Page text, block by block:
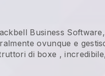
Business
ovunque e
di boxe ,